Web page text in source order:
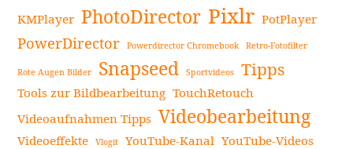
KMPlayer PhotoDirector Pixlr PotPlayer
PowerDirector Powerdirector Chromebook Retro-Fotofilter
Rote Augen Bilder Snapseed Sportvideos Tipps
Tools zur Bildbearbeitung TouchRetouch
Videoaufnahmen Tipps Videobearbeitung
Videoeffekte Vlogit YouTube-Kanal YouTube-Videos